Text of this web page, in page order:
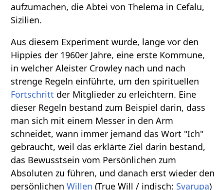
aufzumachen, die Abtei von Thelema in Cefalu,
Sizilien.
Aus diesem Experiment wurde, lange vor den
Hippies der 1960er Jahre, eine erste Kommune,
in welcher Aleister Crowley nach und nach
strenge Regeln einführte, um den spirituellen
Fortschritt der Mitglieder zu erleichtern. Eine
dieser Regeln bestand zum Beispiel darin, dass
man sich mit einem Messer in den Arm
schneidet, wann immer jemand das Wort "Ich"
gebraucht, weil das erklärte Ziel darin bestand,
das Bewusstsein vom Persönlichen zum
Absoluten zu führen, und danach erst wieder den
persönlichenWillen (True Will / indisch: Svarupa)